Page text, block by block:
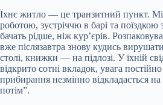
Їхнє житло — це транзитний пункт.
роботою, зустріччю в барі та поїздкою
бачать рідше, ніж кур’єрів.
вже післязавтра знову кудись
столі, книжки — на підлозі. У їхній
відкрито сотні вкладок, увага
прибирання незмінно відкладається
потім”.